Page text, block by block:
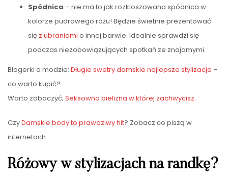
Spódnica – nie ma to jak rozkloszowana spódnica w
kolorze pudrowego różu! Będzie świetnie prezentować
się z ubraniami o innej barwie. Idealnie sprawdzi się
podczas niezobowiązujących spotkań ze znajomymi.
Blogerki o modzie: Długie swetry damskie najlepsze stylizacje –
co warto kupić?
Warto zobaczyć; Seksowna bielizna w której zachwycisz.
CzyDamskie body to prawdziwy hit? Zobacz co piszą w
internetach.
Różowy w stylizacjach na randkę?